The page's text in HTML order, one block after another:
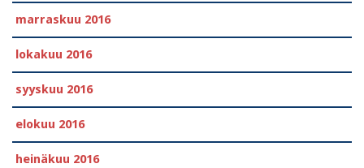
marraskuu 2016
lokakuu 2016
syyskuu 2016
elokuu 2016
heinäkuu 2016